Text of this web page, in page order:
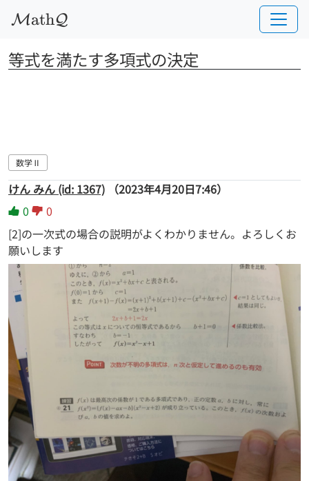
MathQ
等式を満たす多項式の決定
数学Ⅱ
けん みん (id: 1367)
（2023年4月20日7:46）
0
0
[2]の一次式の場合の説明がよくわかりません。よろしくお
願いします